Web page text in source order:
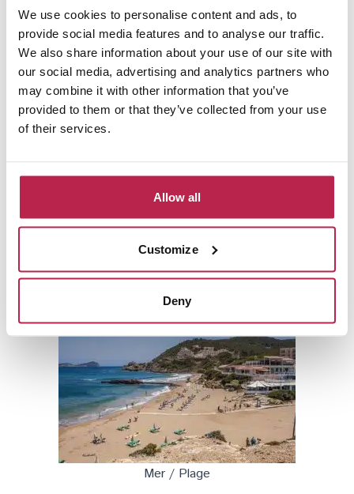
We use cookies to personalise content and ads, to
provide social media features and to analyse our traffic.
We also share information about your use of our site with
our social media, advertising and analytics partners who
may combine it with other information that you’ve
provided to them or that they’ve collected from your use
of their services.
Allow all
Customize
Deny
Santa Eularia
Santa Gertrudis
Mer / Plage